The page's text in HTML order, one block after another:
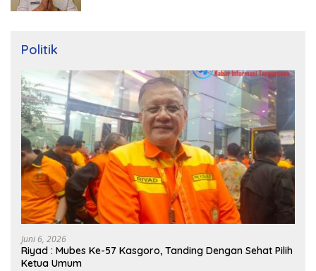
Politik
Juni 6, 2026
Riyad : Mubes Ke-57 Kasgoro, Tanding Dengan Sehat Pilih
Ketua Umum